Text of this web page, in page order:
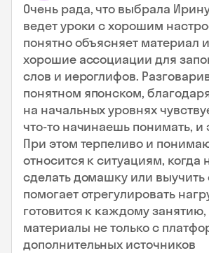
Очень рада, что выбрала
ведет уроки с хорошим
понятно объясняет материал
хорошие ассоциации для
слов и иероглифов.
понятном японском,
на начальных уровнях
что-то начинаешь понимать, и
При этом терпеливо и
относится к ситуациям, когда
сделать домашку или выучить
помогает отрегулировать
готовится к каждому занятию,
материалы не только с
дополнительных источников